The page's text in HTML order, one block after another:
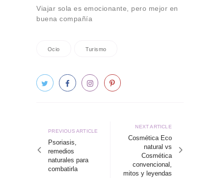
Viajar sola es emocionante, pero mejor en
buena compañía
Ocio Turismo
entradas
Previous
article
PREVIOUS ARTICLE
Psoriasis,
remedios
naturales para
combatirla
Next
article
NEXT ARTICLE
Cosmética Eco
natural vs
Cosmética
convencional,
mitos y leyendas